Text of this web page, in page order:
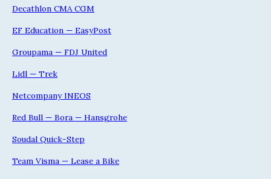
Decathlon CMA CGM
EF Education — EasyPost
Groupama — FDJ United
Lidl — Trek
Netcompany INEOS
Red Bull — Bora — Hansgrohe
Soudal Quick-Step
Team Visma — Lease a Bike